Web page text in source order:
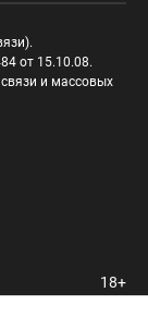
от 15.10.08.
и массовых
18+